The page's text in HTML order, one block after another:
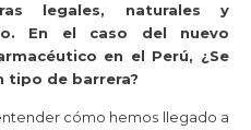
legales, naturales y
En el caso del nuevo
en el Perú, ¿Se
tipo de barrera?
cómo hemos llegado a